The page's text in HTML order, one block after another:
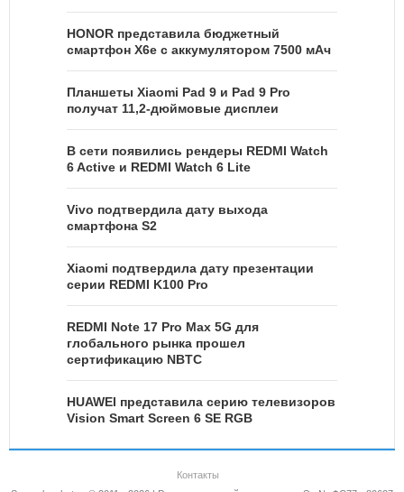
HONOR представила бюджетный
смартфон X6e с аккумулятором 7500 мАч
Планшеты Xiaomi Pad 9 и Pad 9 Pro
получат 11,2-дюймовые дисплеи
В сети появились рендеры REDMI Watch
6 Active и REDMI Watch 6 Lite
Vivo подтвердила дату выхода
смартфона S2
Xiaomi подтвердила дату презентации
серии REDMI K100 Pro
REDMI Note 17 Pro Max 5G для
глобального рынка прошел
сертификацию NBTC
HUAWEI представила серию телевизоров
Vision Smart Screen 6 SE RGB
Контакты